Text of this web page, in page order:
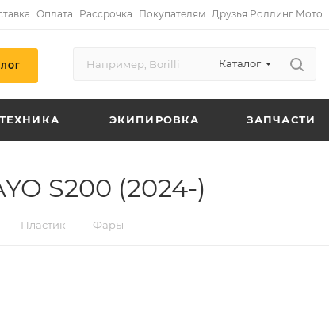
Оплата Рассрочка Покупателям Друзья Роллинг Мото
Каталог
ЭКИПИРОВКА ЗАПЧАСТИ
S200 (2024-)
— Пластик — Фары